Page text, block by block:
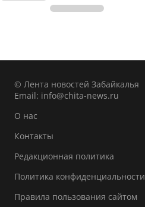
© Лента новостей Забайкалья
Email: info@chita-news.ru
О нас
Контакты
Редакционная политика
Политика конфиденциальности
Правила пользования сайтом